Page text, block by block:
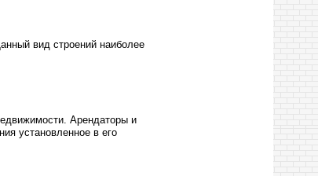
вид строений наиболее
Арендаторы и
установленное в его